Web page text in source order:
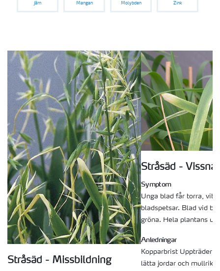
Järn Mangan Molybden Zink
Stråsäd - Missbildning
Stråsäd - Vissna
Symptom
Unga blad får torra, vita
bladspetsar. Blad vid
gröna. Hela plantans
Anledningar
Kopparbrist Uppträder
lätta jordar och mullrika